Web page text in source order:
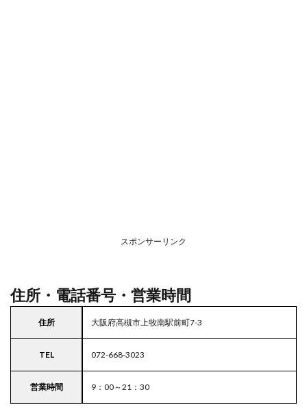
スポンサーリンク
住所・電話番号・営業時間
住所 大阪府高槻市上牧南駅前町7-3
TEL 072-668-3023
営業時間 9：00～21：30